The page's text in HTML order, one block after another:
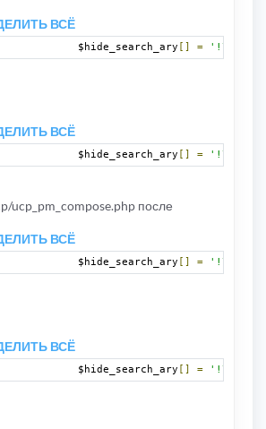
ВСЁ
		$hide_search_ary
=
ВСЁ
		$hide_search_ary
=
ucp_pm_compose.php после
ВСЁ
		$hide_search_ary
[] =
ВСЁ
		$hide_search_ary
[] =